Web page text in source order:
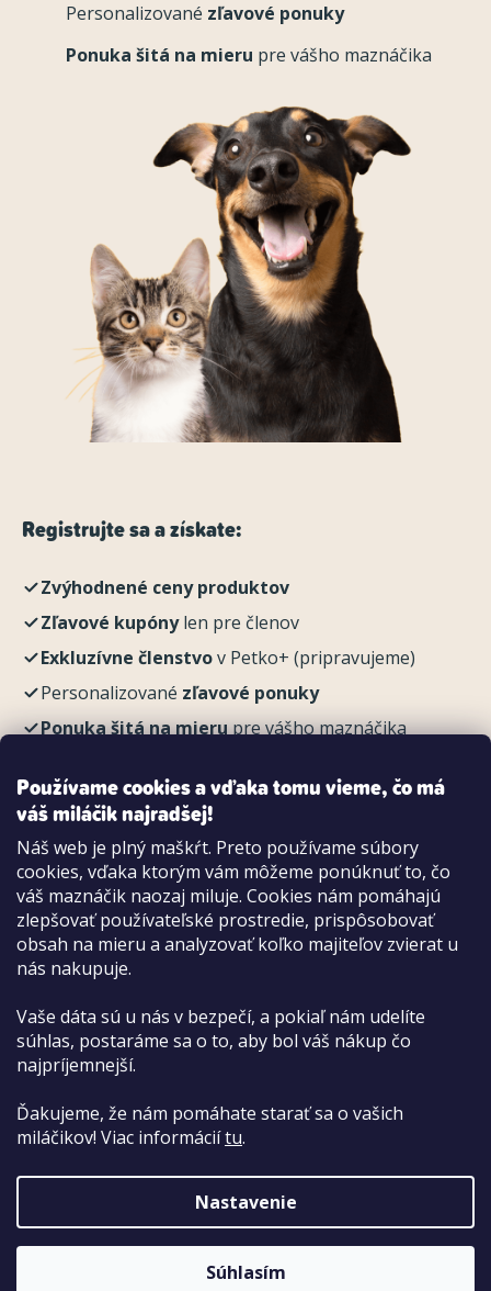
Používame cookies a vďaka tomu vieme, čo má
váš miláčik najradšej!
Náš web je plný maškŕt. Preto používame súbory
cookies, vďaka ktorým vám môžeme ponúknuť to, čo
váš maznáčik naozaj miluje. Cookies nám pomáhajú
zlepšovať používateľské prostredie, prispôsobovať
obsah na mieru a analyzovať koľko majiteľov zvierat u
nás nakupuje.
Vaše dáta sú u nás v bezpečí, a pokiaľ nám udelíte
súhlas, postaráme sa o to, aby bol váš nákup čo
najpríjemnejší.
Ďakujeme, že nám pomáhate starať sa o vašich
miláčikov! Viac informáciítu.
Nastavenie
Súhlasím
Personalizované zľavové ponuky
Ponuka šitá na mieru pre vášho maznáčika
Registrujte sa a získate:
Zvýhodnené ceny produktov
Zľavové kupónylen pre členov
Exkluzívne členstvov Petko+ (pripravujeme)
Personalizované zľavové ponuky
Ponuka šitá na mierupre vášho maznáčika
Možnosti platby:
Dobierkou
Hotovo aj kartou na pobočke